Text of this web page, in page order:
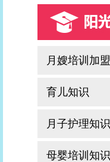
月嫂培训加盟
育儿知识
月子护理知识
母婴培训知识